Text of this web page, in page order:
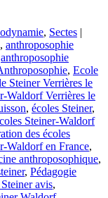
, Sectes |
, anthroposophie
anthroposophie
, Ecole
Steiner Verrières le
Waldorf Verrières le
, écoles Steiner,
Steiner-Waldorf
des écoles
Waldorf en France,
anthroposophique,
, Pédagogie
avis,